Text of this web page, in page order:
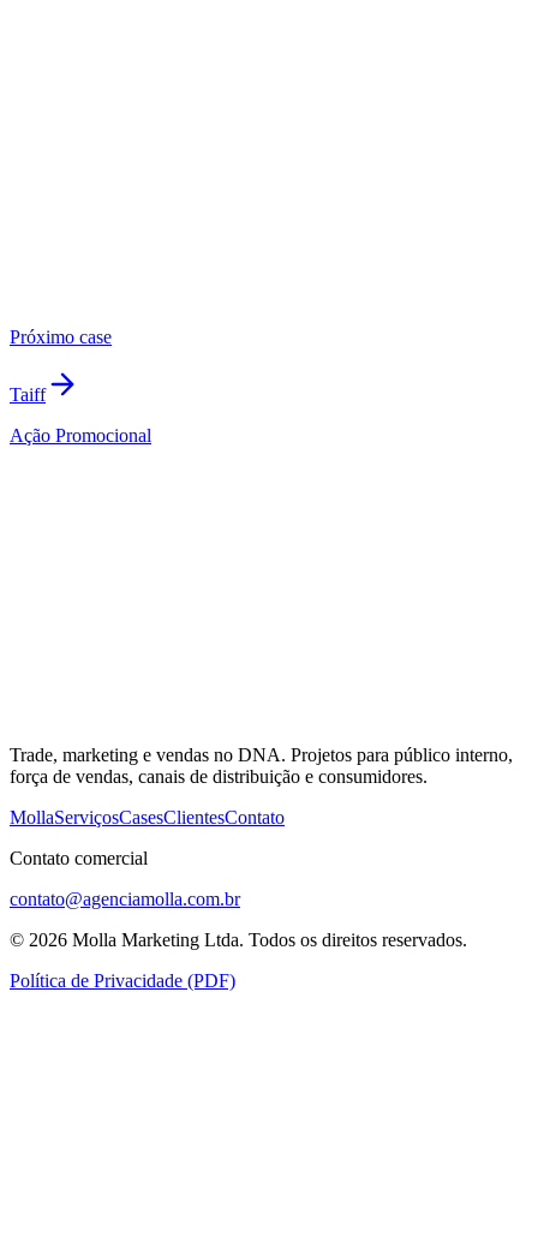
Próximo case
Taiff
Ação Promocional
Trade, marketing e vendas no DNA. Projetos para público interno,
força de vendas, canais de distribuição e consumidores.
MollaServiçosCasesClientesContato
Contato comercial
contato@agenciamolla.com.br
© 2026 Molla Marketing Ltda. Todos os direitos reservados.
Política de Privacidade (PDF)